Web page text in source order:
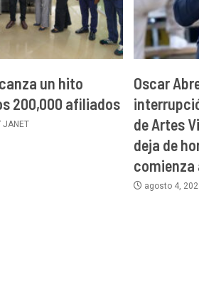
un hito
200,000 afiliados
JANET
Oscar
de Artes
deja de
comienza
agosto 4,